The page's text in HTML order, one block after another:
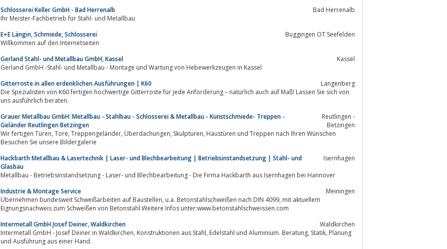
Schlosserei Keller GmbH - Bad Herrenalb
Bad Herrenalb
Ihr Meister-Fachbetrieb für Stahl- und Metallbau
E+E Längin, Schmiede, Schlosserei
Buggingen OT Seefelden
Willkommen auf den Internetseiten
Gerland Stahl- und Metallbau GmbH, Kassel
Kassel
Gerland GmbH -Stahl- und Metallbau - Montage und Wartung von Hebewerkzeugen in Kassel
Gitterroste in allen erdenklichen Ausführungen | K60
Langenberg
Die Spezialisten von K60 fertigen hochwertige Gitterroste für jede Anforderung – natürlich auch auf Maß! Lassen Sie sich von
uns ausführlich beraten.
Grauer Metallbau GmbH: Metallbau - Stahlbau - Schlosserei & Metallbau - Kunstschmiede- Treppen -
Geländer Reutlingen Betzingen
Reutlingen -
Betzingen
Wir fertigen Türen, Tore, Treppengeländer, Überdachungen, Skulpturen, Haustüren und Treppen nach Ihren Wünschen
Besuchen Sie unsere Bildergalerie
Hackbarth Metallbau & Lasertechnik | Laser- und Blechbearbeitung | Betriebsinstandsetzung | Stahl- und
Glasbau
Isernhagen
Metallbau - Betriebsinstandsetzung - Laser- und Blechbearbeitung - Die Firma Hackbarth aus Isernhagen bei Hannover
Industrie & Montage Service
Meiningen
Übernehmen bundesweit Schweißarbeiten auf Baustellen, u.a. Betonstahlschweißen nach DIN 4099, mit aktuellem
Eignungsnachweis zum Schweißen von Betonstahl.Weitere Infos unter:www.betonstahlschweissen.com
Intermetall GmbH Josef Deiner, Waldkirchen
Waldkirchen
Intermetall GmbH - Josef Deiner in Waldkirchen, Konstruktionen aus Stahl, Edelstahl und Aluminium. Beratung, Statik, Planung
und Ausführung aus einer Hand.